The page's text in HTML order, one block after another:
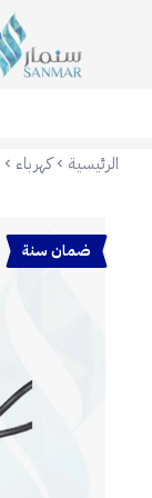
الرئيسية كهرباء
ضمان سنة